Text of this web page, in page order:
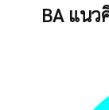
BA แน